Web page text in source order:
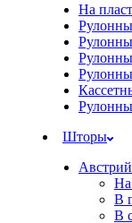
На
Шторы
В
В